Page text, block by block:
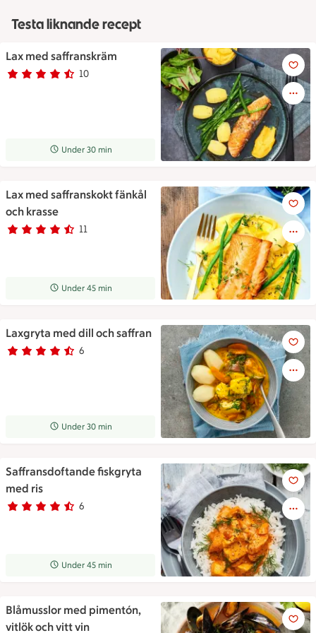
Testa liknande recept
Lax med saffranskräm
Betyg 4.6 av 5. 10
10 personer har röstat
Receptet tar Under 30 min att tillaga
Under 30 min
Lax med saffranskräm
Lax med saffranskokt fänkål
och krasse
Betyg 4.2 av 5. 11
11 personer har röstat
Receptet tar Under 45 min att tillaga
Under 45 min
Lax med saffranskokt fänkål
Laxgryta med dill och saffran
Betyg 4.3 av 5. 6
6 personer har röstat
Receptet tar Under 30 min att tillaga
Under 30 min
Laxgryta med dill och saffran
Saffransdoftande fiskgryta
med ris
Betyg 4.2 av 5. 6
6 personer har röstat
Receptet tar Under 45 min att tillaga
Under 45 min
Saffransdoftande fiskgryta
Blåmusslor med pimentón,
vitlök och vitt vin
Blåmusslor med pimentón,